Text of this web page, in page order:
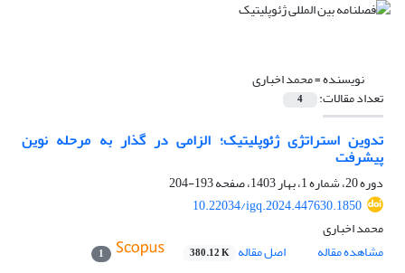
نویسنده =محمد اخباری
تعداد مقالات: 4
تدوین استراتژی ژئوپلیتیک؛ الزامی در گذار به مرحله نوین
پیشرفت
دوره 20، شماره 1، بهار 1403، صفحه
193-204
10.22034/igq.2024.447630.1850
محمد اخباری
مشاهده مقاله
اصل مقاله 380.12 K
1